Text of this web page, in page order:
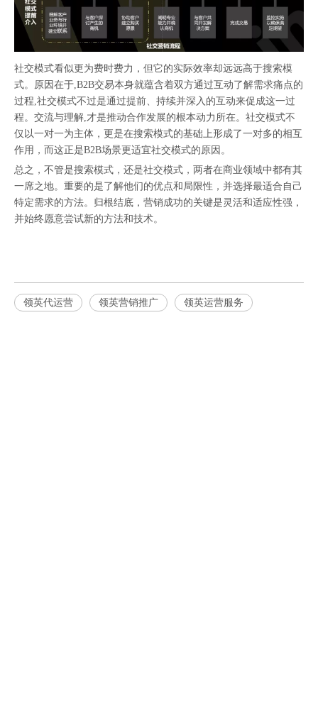
社交模式看似更为费时费力，但它的实际效率却远远高于搜索模
式。原因在于,B2B交易本身就蕴含着双方通过互动了解需求痛点的
过程,社交模式不过是通过提前、持续并深入的互动来促成这一过
程。交流与理解,才是推动合作发展的根本动力所在。社交模式不
仅以一对一为主体，更是在搜索模式的基础上形成了一对多的相互
作用，而这正是B2B场景更适宜社交模式的原因。
总之，不管是搜索模式，还是社交模式，两者在商业领域中都有其
一席之地。重要的是了解他们的优点和局限性，并选择最适合自己
特定需求的方法。归根结底，营销成功的关键是灵活和适应性强，
并始终愿意尝试新的方法和技术。
领英代运营 领英营销推广 领英运营服务